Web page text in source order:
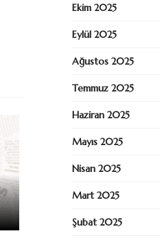
Ekim 2025
Eylül 2025
Ağustos 2025
Temmuz 2025
Haziran 2025
Mayıs 2025
Nisan 2025
Mart 2025
Şubat 2025